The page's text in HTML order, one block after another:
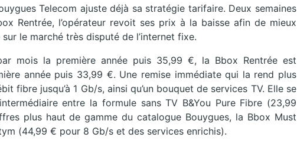
Telecom ajuste déjà sa stratégie tarifaire. Deux semaines
Rentrée, l’opérateur revoit ses prix à la baisse afin de mieux
le marché très disputé de l’internet fixe.
mois la première année puis 35,99 €, la Bbox Rentrée est
année puis 33,99 €. Une remise immédiate qui la rend plus
fibre jusqu’à 1 Gb/s, ainsi qu’un bouquet de services TV. Elle se
entre la formule sans TV B&You Pure Fibre (23,99
plus haut de gamme du catalogue Bouygues, la Bbox Must
(44,99 € pour 8 Gb/s et des services enrichis).